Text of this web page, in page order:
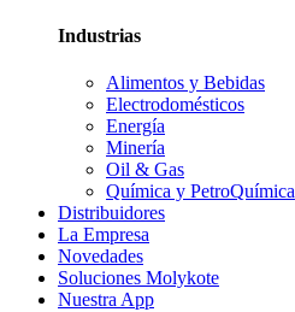
Industrias
Alimentos y Bebidas
Electrodomésticos
Energía
Minería
Oil & Gas
Química y PetroQuímica
Distribuidores
La Empresa
Novedades
Soluciones Molykote
Nuestra App